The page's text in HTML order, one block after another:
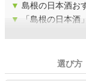
▼ 島根の日本酒お
▼
「島根の日本
選び方